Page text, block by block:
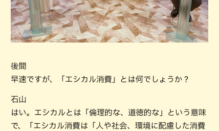
後間
早速ですが、「エシカル消費」とは何でしょうか？
石山
はい。エシカルとは「倫理的な、道徳的な」という意味
で、「エシカル消費は「人や社会、環境に配慮した消費